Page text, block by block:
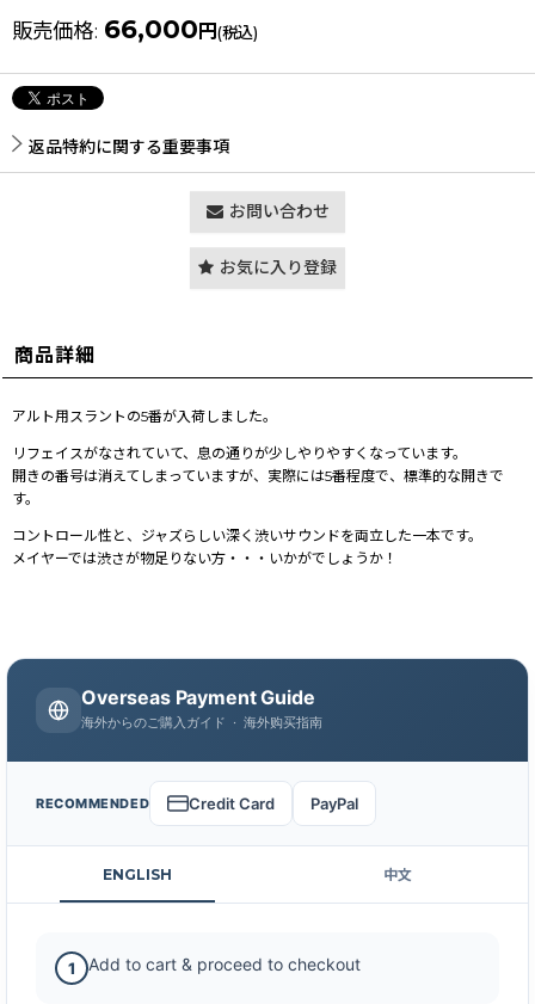
販売価格: 66,000 円(税込)
返品特約に関する重要事項
お問い合わせ
お気に入り登録
商品詳細
アルト用スラントの5番が入荷しました。
リフェイスがなされていて、息の通りが少しやりやすくなっています。
開きの番号は消えてしまっていますが、実際には5番程度で、標準的な開きで
す。
コントロール性と、ジャズらしい深く渋いサウンドを両立した一本です。
メイヤーでは渋さが物足りない方・・・いかがでしょうか！
Overseas Payment Guide
海外からのご購入ガイド · 海外购买指南
RECOMMENDED Credit Card PayPal
ENGLISH 中文
1 Add to cart & proceed to checkout